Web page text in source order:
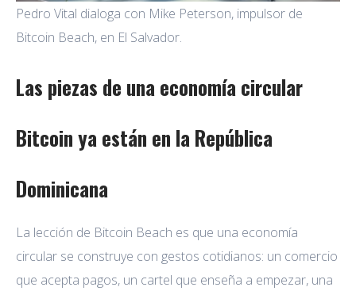
Pedro Vital dialoga con Mike Peterson, impulsor de
Bitcoin Beach, en El Salvador.
Las piezas de una economía circular
Bitcoin ya están en la República
Dominicana
La lección de Bitcoin Beach es que una economía
circular se construye con gestos cotidianos: un comercio
que acepta pagos, un cartel que enseña a empezar, una